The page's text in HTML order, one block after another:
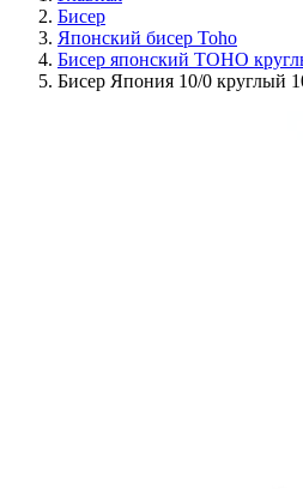
Бисер
Японский бисер Toho
Бисер японский TOHO
Бисер Япония 10/0 круглый